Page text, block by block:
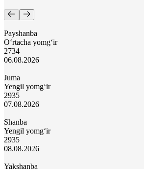
Payshanba
O‘rtacha yomg‘ir
2734
06.08.2026
Juma
Yengil yomg‘ir
2935
07.08.2026
Shanba
Yengil yomg‘ir
2935
08.08.2026
Yakshanba